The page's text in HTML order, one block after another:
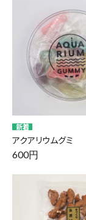
アクアリウムグミ
600円